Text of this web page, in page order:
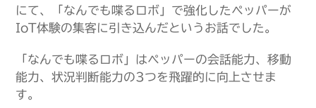
にて、「なんでも喋るロボ」で強化したペッパーが
IoT体験の集客に引き込んだというお話でした。
「なんでも喋るロボ」はペッパーの会話能力、移動
能力、状況判断能力の3つを飛躍的に向上させま
す。